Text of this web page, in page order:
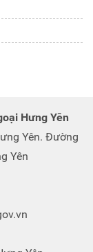
Hưng Yên
Yên. Đường
Yên